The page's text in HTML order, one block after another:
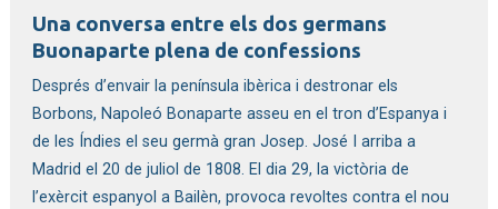
Una conversa entre els dos germans
Buonaparte plena de confessions
Després d’envair la península ibèrica i destronar els
Borbons, Napoleó Bonaparte asseu en el tron d’Espanya i
de les Índies el seu germà gran Josep. José I arriba a
Madrid el 20 de juliol de 1808. El dia 29, la victòria de
l’exèrcit espanyol a Bailèn, provoca revoltes contra el nou